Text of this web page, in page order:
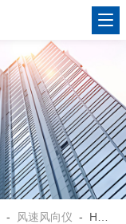
- 风速风向仪 - HX-FS2000型便携式风速仪 支持短信报警